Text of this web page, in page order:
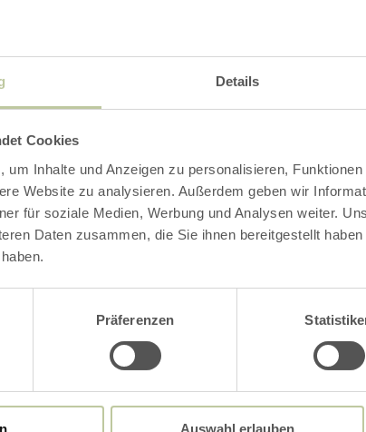
Details
Cookies
um Inhalte und Anzeigen zu personalisieren,
Website zu analysieren. Außerdem geben wir
für soziale Medien, Werbung und Analysen weiter.
Daten zusammen, die Sie ihnen bereitgestellt
Präferenzen
Auswahl erlauben
Impressies